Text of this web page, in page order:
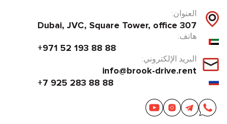
العنوان:
Dubai, JVC, Square Tower, office 307
هاتف:
+971 52 193 88 88
البريد الإلكتروني:
info@brook-drive.rent
+7 925 283 88 88